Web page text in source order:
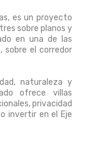
es un proyecto
sobre planos y
en una de las
sobre el corredor
naturaleza y
ofrece villas
privacidad
invertir en el Eje